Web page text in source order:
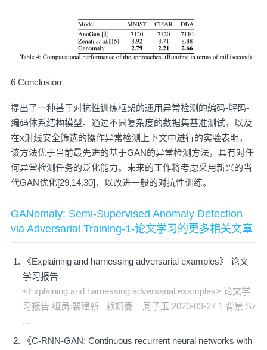
6 Conclusion
提出了一种基于对抗性训练框架的通用异常检测的编码-解码-
编码体系结构模型。通过不同复杂度的数据集基准测试，以及
在x射线安全筛选的操作异常检测上下文中进行的实验表明，
该方法优于当前最先进的基于GAN的异常检测方法，具有对任
何异常检测任务的泛化能力。未来的工作将考虑采用新兴的当
代GAN优化[29,14,30]，以改进一般的对抗性训练。
GANomaly: Semi-Supervised Anomaly Detection
via Adversarial Training-1-论文学习的更多相关文章
《Explaining and harnessing adversarial examples》 论文
学习报告
<Explaining and harnessing adversarial examples> 论文学
习报告 组员:裴建新 赖妍菱 周子玉 2020-03-27 1 背景 Sz
...
《C-RNN-GAN: Continuous recurrent neural networks with